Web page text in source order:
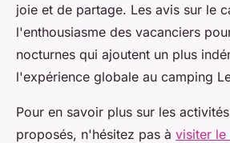
joie et de partage. Les avis sur le
l'enthousiasme des vacanciers
nocturnes qui ajoutent un plus
l'expérience globale au camping
Pour en savoir plus sur les
proposés, n'hésitez pas à visiter le